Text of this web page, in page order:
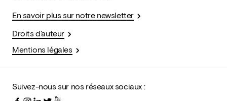
En savoir plus sur notre newsletter
Droits d'auteur
Mentions légales
Suivez-nous sur nos réseaux sociaux :